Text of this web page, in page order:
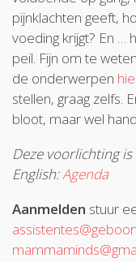
pijnklachten geeft,
voeding krijgt? En …
peil. Fijn om te
de onderwerpen
stellen, graag zelfs.
bloot, maar wel
Deze voorlichting
English:Agenda
Aanmelden stuur